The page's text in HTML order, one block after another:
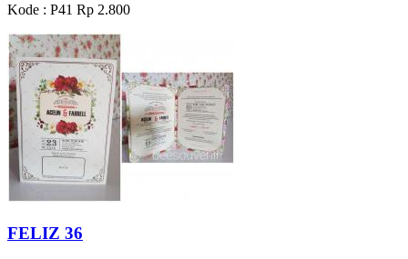
Kode : P41 Rp 2.800
FELIZ 36